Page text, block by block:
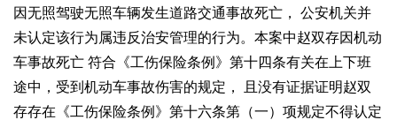
因无照驾驶无照车辆发生道路交通事故死亡， 公安机关并
未认定该行为属违反治安管理的行为。本案中赵双存因机动
车事故死亡 符合《工伤保险条例》第十四条有关在上下班
途中，受到机动车事故伤害的规定，
且没有证据证明赵双
存存在《工伤保险条例》第十六条第（一）项规定不得认定